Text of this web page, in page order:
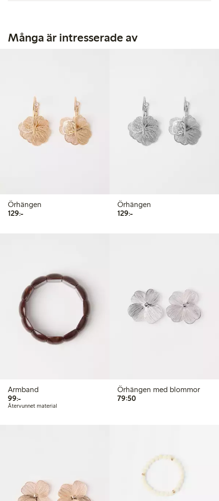
Många är intresserade av
Örhängen
129:-129,00 kr
Örhängen
129:-129,00 kr
Armband
99:-99,00 kr
Återvunnet material
Örhängen med blommor
79:5079,50 kr